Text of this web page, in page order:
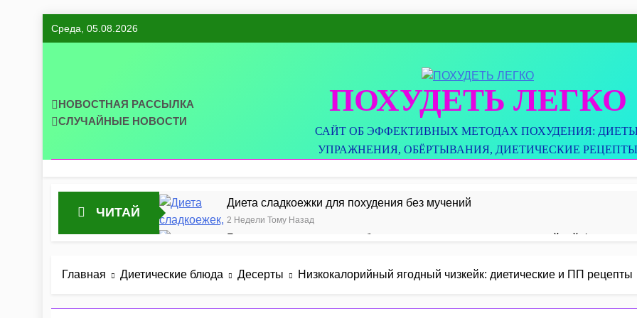
Среда, 05.08.2026
НОВОСТНАЯ РАССЫЛКА
СЛУЧАЙНЫЕ НОВОСТИ
ПОХУДЕТЬ ЛЕГКО
САЙТ ОБ ЭФФЕКТИВНЫХ МЕТОДАХ ПОХУДЕНИЯ:
УПРАЖНЕНИЯ, ОБЁРТЫВАНИЯ, ДИЕТИЧЕСКИЕ РЕЦЕПТЫ
ЧИТАЙ
Диета сладкоежки для похудения без мучений
2 Недели Тому Назад
Готовим диетические голубцы по простым рецептам для стройной фигуры
Идеальная тарелка: как правильно сочетать продукты для похудения и
Диетический тыквенный суп для похудения и очищения организма
Главная Диетические блюда Десерты Низкокалорийный ягодный чизкейк: диетические и ПП рецепты